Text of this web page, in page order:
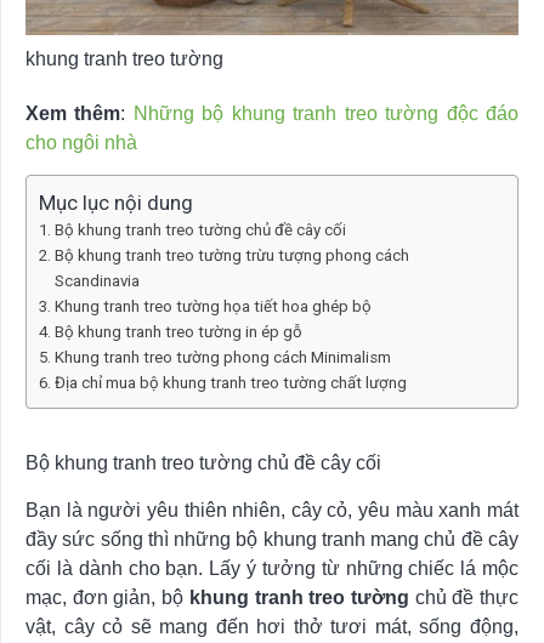
khung tranh treo tường
Xem thêm: Những bộ khung tranh treo tường độc đáo
cho ngôi nhà
Mục lục nội dung
Bộ khung tranh treo tường chủ đề cây cối
Bộ khung tranh treo tường trừu tượng phong cách
Scandinavia
Khung tranh treo tường họa tiết hoa ghép bộ
Bộ khung tranh treo tường in ép gỗ
Khung tranh treo tường phong cách Minimalism
Địa chỉ mua bộ khung tranh treo tường chất lượng
Bộ khung tranh treo tường chủ đề cây cối
Bạn là người yêu thiên nhiên, cây cỏ, yêu màu xanh mát
đầy sức sống thì những bộ khung tranh mang chủ đề cây
cối là dành cho bạn. Lấy ý tưởng từ những chiếc lá mộc
mạc, đơn giản, bộ khung tranh treo tường chủ đề thực
vật, cây cỏ sẽ mang đến hơi thở tươi mát, sống động,